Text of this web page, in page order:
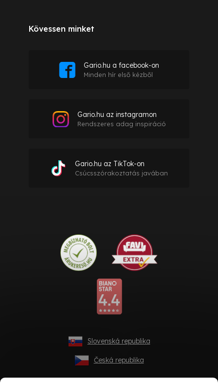
Kövessen minket
Gario.hu a facebook-on
Minden hír első kézből
Gario.hu az instagramon
Rendszeres adag inspiráció
Gario.hu az TikTok-on
Csúcsszórakoztatás javában
Slovenská republika
Česká republika